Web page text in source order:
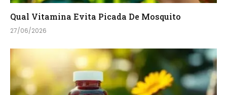
Qual Vitamina Evita Picada De Mosquito
27/06/2026